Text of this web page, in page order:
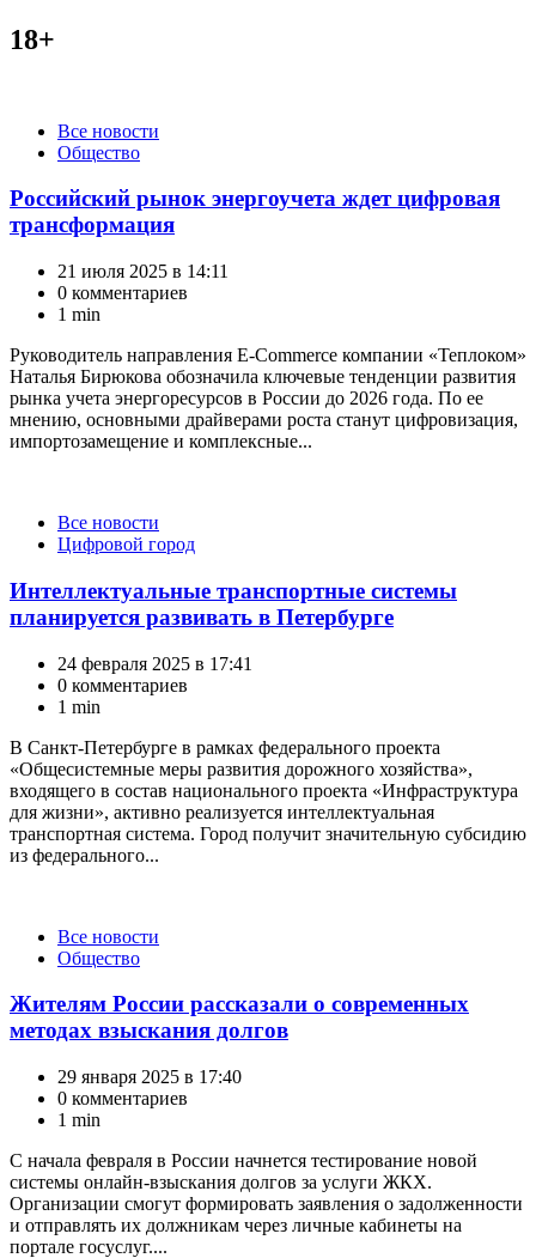
18+
КатегорииВсе новости
Общество
Российский рынок энергоучета ждет цифровая
трансформация
21 июля 2025 в 14:11
0 комментариев
1 min
Руководитель направления E-Commerce компании «Теплоком»
Наталья Бирюкова обозначила ключевые тенденции развития
рынка учета энергоресурсов в России до 2026 года. По ее
мнению, основными драйверами роста станут цифровизация,
импортозамещение и комплексные...
КатегорииВсе новости
Цифровой город
Интеллектуальные транспортные системы
планируется развивать в Петербурге
24 февраля 2025 в 17:41
0 комментариев
1 min
В Санкт-Петербурге в рамках федерального проекта
«Общесистемные меры развития дорожного хозяйства»,
входящего в состав национального проекта «Инфраструктура
для жизни», активно реализуется интеллектуальная
транспортная система. Город получит значительную субсидию
из федерального...
КатегорииВсе новости
Общество
Жителям России рассказали о современных
методах взыскания долгов
29 января 2025 в 17:40
0 комментариев
1 min
С начала февраля в России начнется тестирование новой
системы онлайн-взыскания долгов за услуги ЖКХ.
Организации смогут формировать заявления о задолженности
и отправлять их должникам через личные кабинеты на
портале госуслуг....